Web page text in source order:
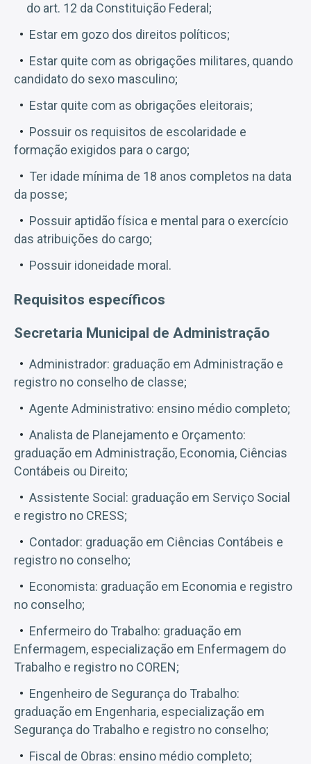
do art. 12 da Constituição Federal;
Estar em gozo dos direitos políticos;
Estar quite com as obrigações militares, quando
candidato do sexo masculino;
Estar quite com as obrigações eleitorais;
Possuir os requisitos de escolaridade e
formação exigidos para o cargo;
Ter idade mínima de 18 anos completos na data
da posse;
Possuir aptidão física e mental para o exercício
das atribuições do cargo;
Possuir idoneidade moral.
Requisitos específicos
Secretaria Municipal de Administração
Administrador: graduação em Administração e
registro no conselho de classe;
Agente Administrativo: ensino médio completo;
Analista de Planejamento e Orçamento:
graduação em Administração, Economia, Ciências
Contábeis ou Direito;
Assistente Social: graduação em Serviço Social
e registro no CRESS;
Contador: graduação em Ciências Contábeis e
registro no conselho;
Economista: graduação em Economia e registro
no conselho;
Enfermeiro do Trabalho: graduação em
Enfermagem, especialização em Enfermagem do
Trabalho e registro no COREN;
Engenheiro de Segurança do Trabalho:
graduação em Engenharia, especialização em
Segurança do Trabalho e registro no conselho;
Fiscal de Obras: ensino médio completo;